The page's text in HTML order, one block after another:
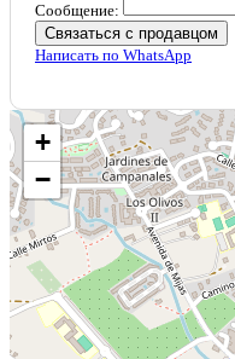
Сообщение:
Связаться с продавцом
Написать по WhatsApp
+
−